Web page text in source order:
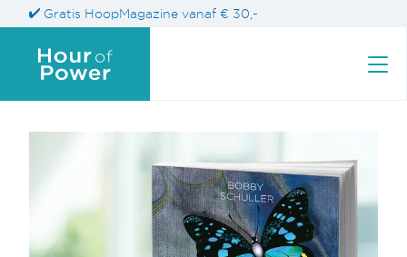
Gratis HoopMagazine vanaf € 30,-